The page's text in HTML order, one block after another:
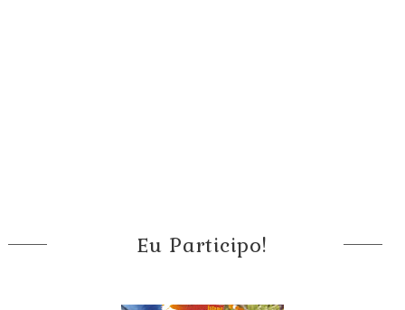
Eu Participo!